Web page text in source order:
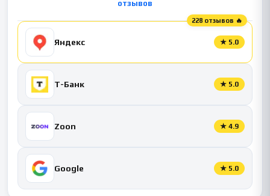
отзывов
228 отзывов 🔥
Яндекс ★ 5.0
Т-Банк ★ 5.0
Zoon ★ 4.9
Google ★ 5.0